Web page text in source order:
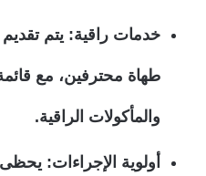
خدمات راقية: يتم
طهاة محترفين، مع
والمأكولات الراقية.
أولوية الإجراءات: يحظى